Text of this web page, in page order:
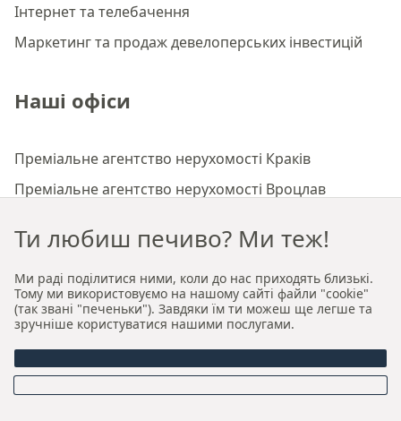
Інтернет та телебачення
Маркетинг та продаж девелоперських інвестицій
Наші офіси
Преміальне агентство нерухомості Краків
Преміальне агентство нерухомості Вроцлав
Про нас
Хто ми
Наша авторська модель продажу та оренди
Керівництво
Ти любиш печиво? Ми теж!
Ми раді поділитися ними, коли до нас приходять близькі.
Тому ми використовуємо на нашому сайті файли "cookie"
(так звані "печеньки"). Завдяки їм ти можеш ще легше та
зручніше користуватися нашими послугами.